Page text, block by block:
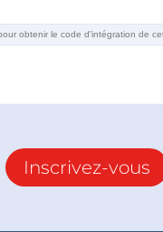
Inscrivez-vous